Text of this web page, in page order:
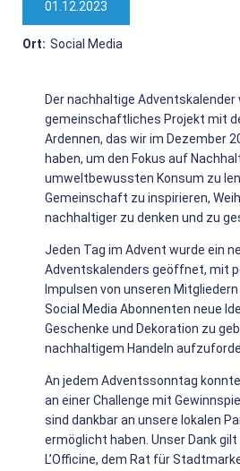
01.12.2023
Ort: Social Media
Der nachhaltige Adventskalender
gemeinschaftliches Projekt mit
Ardennen, das wir im Dezember
haben, um den Fokus auf
umweltbewussten Konsum zu
Gemeinschaft zu inspirieren,
nachhaltiger zu denken und zu
Jeden Tag im Advent wurde ein
Adventskalenders geöffnet, mit
Impulsen von unseren
Social Media Abonnenten neue
Geschenke und Dekoration zu
nachhaltigem Handeln
An jedem Adventssonntag
an einer Challenge mit
sind dankbar an unsere lokalen
ermöglicht haben. Unser Dank
L’Officine, dem Rat für